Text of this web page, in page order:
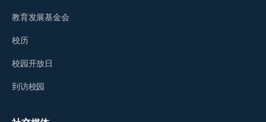
教育发展基金会
校历
校园开放日
到访校园